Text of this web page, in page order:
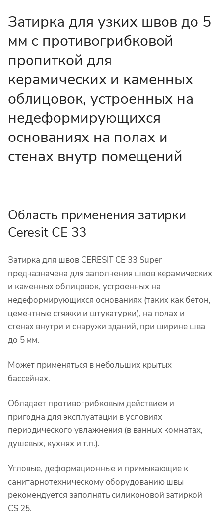
Затирка для узких швов до 5
мм с противогрибковой
пропиткой для
керамических и каменных
облицовок, устроенных на
недеформирующихся
основаниях на полах и
стенах внутр помещений
Область применения затирки
Ceresit CE 33
Затирка для швов CERESIT CE 33 Super
предназначена для заполнения швов керамических
и каменных облицовок, устроенных на
недеформирующихся основаниях (таких как бетон,
цементные стяжки и штукатурки), на полах и
стенах внутри и снаружи зданий, при ширине шва
до 5 мм.
Может применяться в небольших крытых
бассейнах.
Обладает противогрибковым действием и
пригодна для эксплуатации в условиях
периодического увлажнения (в ванных комнатах,
душевых, кухнях и т.п.).
Угловые, деформационные и примыкающие к
санитарнотехническому оборудованию швы
рекомендуется заполнять силиконовой затиркой
CS 25.